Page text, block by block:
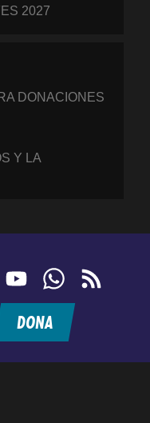
2027
DONACIONES
Y LA
YouTubeWhatsApp
feed
DONA